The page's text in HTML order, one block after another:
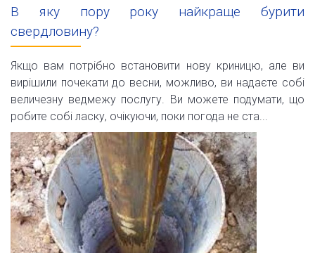
В яку пору року найкраще бурити
свердловину?
Якщо вам потрібно встановити нову криницю, але ви
вирішили почекати до весни, можливо, ви надаєте собі
величезну ведмежу послугу. Ви можете подумати, що
робите собі ласку, очікуючи, поки погода не ста...